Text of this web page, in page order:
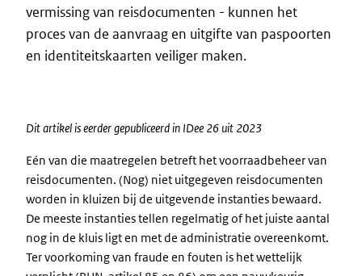
vermissing van reisdocumenten - kunnen het
proces van de aanvraag en uitgifte van paspoorten
en identiteitskaarten veiliger maken.
Dit artikel is eerder gepubliceerd in IDee 26 uit 2023
Eén van die maatregelen betreft het voorraadbeheer van
reisdocumenten. (Nog) niet uitgegeven reisdocumenten
worden in kluizen bij de uitgevende instanties bewaard.
De meeste instanties tellen regelmatig of het juiste aantal
nog in de kluis ligt en met de administratie overeenkomt.
Ter voorkoming van fraude en fouten is het wettelijk